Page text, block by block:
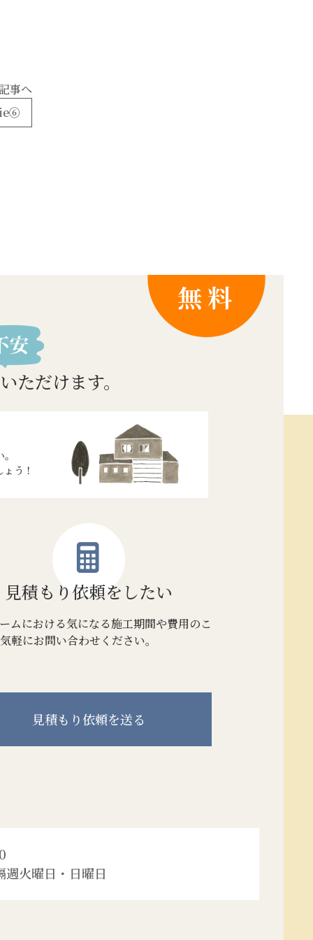
事へ
ただけます。
う！
見積もり依頼をしたい
ムにおける気になる施工期間や費用のこ
軽にお問い合わせください。
見積もり依頼を送る
火曜日・日曜日